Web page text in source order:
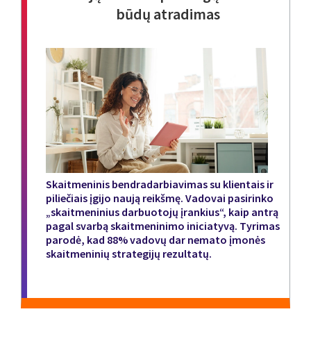
būdų atradimas
Skaitmeninis bendradarbiavimas su klientais ir
piliečiais įgijo naują reikšmę. Vadovai pasirinko
„skaitmeninius darbuotojų įrankius“, kaip antrą
pagal svarbą skaitmeninimo iniciatyvą. Tyrimas
parodė, kad 88% vadovų dar nemato įmonės
skaitmeninių strategijų rezultatų.